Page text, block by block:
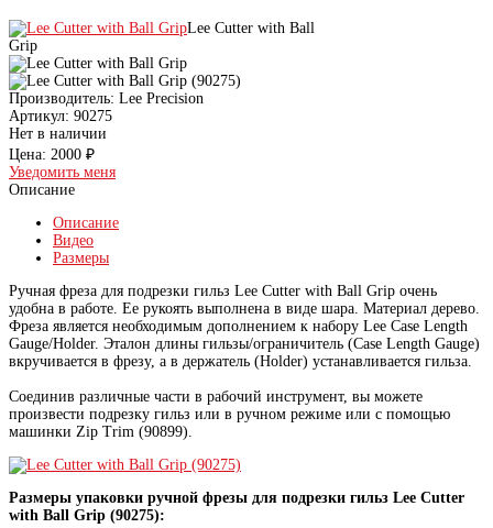
Lee Cutter with Ball
Grip
Производитель: Lee Precision
Артикул: 90275
Нет в наличии
Цена: 2000 ₽
Уведомить меня
Описание
Описание
Видео
Размеры
Ручная фреза для подрезки гильз Lee Cutter with Ball Grip очень
удобна в работе. Ее рукоять выполнена в виде шара. Материал дерево.
Фреза является необходимым дополнением к набору Lee Case Length
Gauge/Holder. Эталон длины гильзы/ограничитель (Case Length Gauge)
вкручивается в фрезу, а в держатель (Holder) устанавливается гильза.
Соединив различные части в рабочий инструмент, вы можете
произвести подрезку гильз или в ручном режиме или с помощью
машинки Zip Trim (90899).
Размеры упаковки ручной фрезы для подрезки гильз Lee Cutter
with Ball Grip (90275):